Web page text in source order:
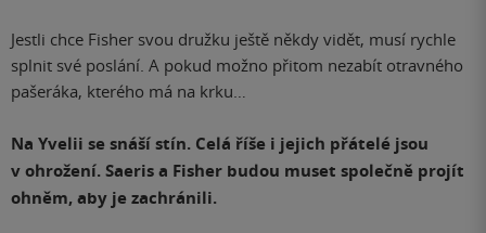
Jestli chce Fisher svou družku ještě někdy vidět, musí rychle
splnit své poslání. A pokud možno přitom nezabít otravného
pašeráka, kterého má na krku…
Na Yvelii se snáší stín. Celá říše i jejich přátelé jsou
v ohrožení. Saeris a Fisher budou muset společně projít
ohněm, aby je zachránili.